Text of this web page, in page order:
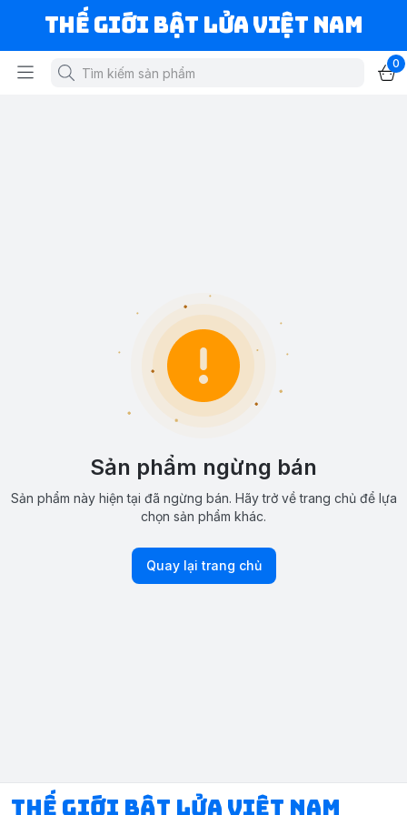
Thế Giới Bật Lửa Việt Nam
0
Sản phẩm ngừng bán
Sản phẩm này hiện tại đã ngừng bán. Hãy trở về trang chủ để lựa
chọn sản phẩm khác.
Quay lại trang chủ
Thế Giới Bật Lửa Việt Nam